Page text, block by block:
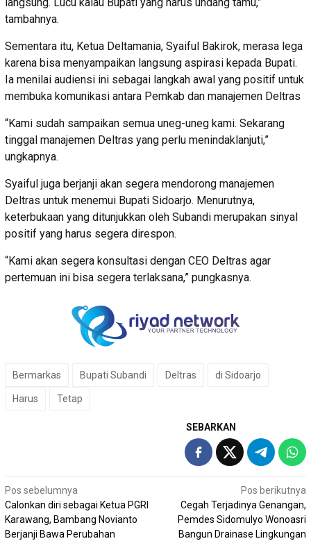
tambahnya.
Sementara itu, Ketua Deltamania, Syaiful Bakirok, merasa lega
karena bisa menyampaikan langsung aspirasi kepada Bupati.
Ia menilai audiensi ini sebagai langkah awal yang positif untuk
membuka komunikasi antara Pemkab dan manajemen Deltras
“Kami sudah sampaikan semua uneg-uneg kami. Sekarang
tinggal manajemen Deltras yang perlu menindaklanjuti,”
ungkapnya.
Syaiful juga berjanji akan segera mendorong manajemen
Deltras untuk menemui Bupati Sidoarjo. Menurutnya,
keterbukaan yang ditunjukkan oleh Subandi merupakan sinyal
positif yang harus segera direspon.
“Kami akan segera konsultasi dengan CEO Deltras agar
pertemuan ini bisa segera terlaksana,” pungkasnya.
Bermarkas Bupati Subandi Deltras di Sidoarjo
Harus Tetap
SEBARKAN
Navigasi
pos
Pos sebelumnya
Calonkan diri sebagai Ketua PGRI
Karawang, Bambang Novianto
Berjanji Bawa Perubahan
Pos berikutnya
Cegah Terjadinya Genangan,
Pemdes Sidomulyo Wonoasri
Bangun Drainase Lingkungan